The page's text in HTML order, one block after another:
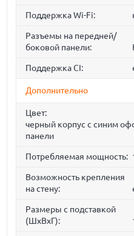
Поддержка Wi-Fi:
Разъемы на передней/
боковой панели:
Поддержка CI:
Дополнительно
Цвет:
черный корпус с синим
панели
Потребляемая мощность:
Возможность крепления
на стену:
Размеры с подставкой
(ШxВxГ):